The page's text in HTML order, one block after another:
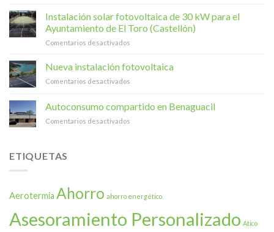
la
energía
solares
el
Ahorro
Energético
Realidad
Hogar
Instalación solar fotovoltaica de 30 kW para el
Ayuntamiento de El Toro (Castellón)
Comentarios desactivados
solar
fotovoltaica
kW
Nueva instalación fotovoltaica
Comentarios desactivados
fotovoltaica
Autoconsumo compartido en Benaguacil
Comentarios desactivados
ETIQUETAS
Aerotermia Ahorro ahorro energético.
Asesoramiento Personalizado Atico